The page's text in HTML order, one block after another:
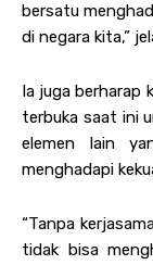
bersatu
di negara kita,”
Ia juga berharap
terbuka saat ini
elemen lain
menghadapi
“Tanpa
tidak bisa